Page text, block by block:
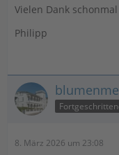
Vielen Dank schonmal
Philipp
8. März 2026 um 23:08